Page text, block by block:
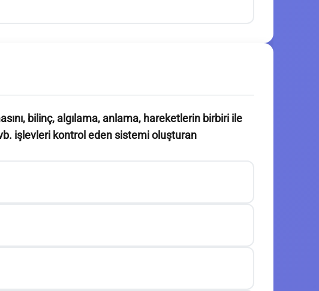
bilinç, algılama, anlama, hareketlerin birbiri ile
işlevleri kontrol eden sistemi oluşturan